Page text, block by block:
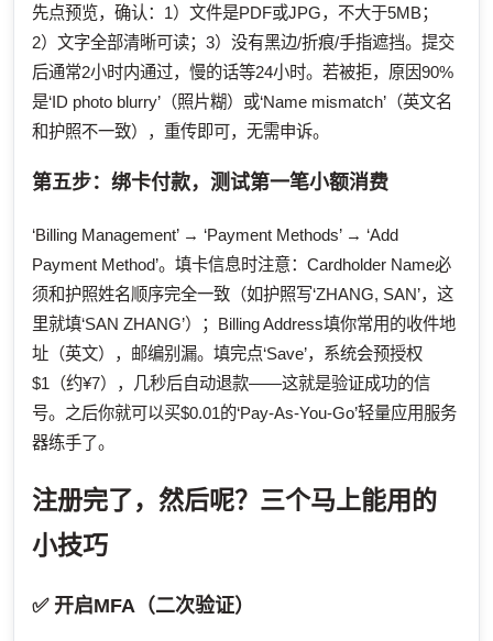
先点预览，确认：1）文件是PDF或JPG，不大于5MB；
2）文字全部清晰可读；3）没有黑边/折痕/手指遮挡。提交
后通常2小时内通过，慢的话等24小时。若被拒，原因90%
是‘ID photo blurry’（照片糊）或‘Name mismatch’（英文名
和护照不一致），重传即可，无需申诉。
第五步：绑卡付款，测试第一笔小额消费
‘Billing Management’ → ‘Payment Methods’ → ‘Add
Payment Method’。填卡信息时注意：Cardholder Name必
须和护照姓名顺序完全一致（如护照写‘ZHANG, SAN’，这
里就填‘SAN ZHANG’）；Billing Address填你常用的收件地
址（英文），邮编别漏。填完点‘Save’，系统会预授权
$1（约¥7），几秒后自动退款——这就是验证成功的信
号。之后你就可以买$0.01的‘Pay-As-You-Go’轻量应用服务
器练手了。
注册完了，然后呢？三个马上能用的
小技巧
✅ 开启MFA（二次验证）